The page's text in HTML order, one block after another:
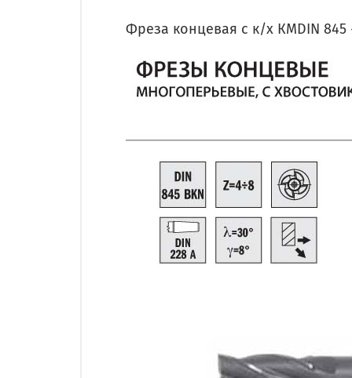
Фреза концевая с к/х КМDIN 845